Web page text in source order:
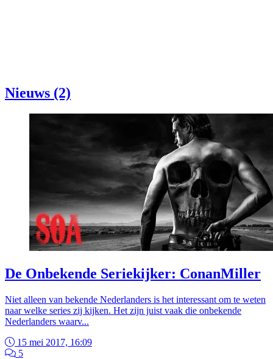
Nieuws (2)
De Onbekende Seriekijker: ConanMiller
Niet alleen van bekende Nederlanders is het interessant om te weten
naar welke series zij kijken. Het zijn juist vaak die onbekende
Nederlanders waarv...
15 mei 2017, 16:09
5